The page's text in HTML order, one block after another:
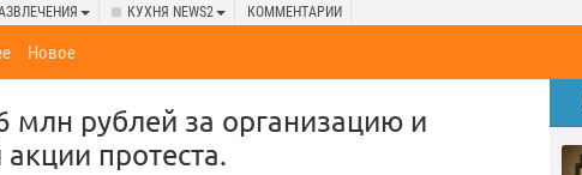
КУХНЯ NEWS2 КОММЕНТАРИИ
Новое
млн рублей за организацию и
протеста.